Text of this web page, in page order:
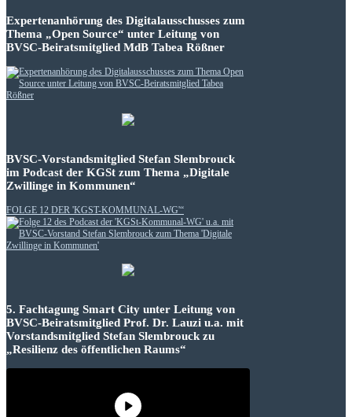
Expertenanhörung des Digitalausschusses zum
Thema „Open Source“ unter Leitung von
BVSC-Beiratsmitglied MdB Tabea Rößner
BVSC-Vorstandsmitglied Stefan Slembrouck
im Podcast der KGSt zum Thema „Digitale
Zwillinge in Kommunen“
FOLGE 12 DER 'KGST-KOMMUNAL-WG'“
5. Fachtagung Smart City unter Leitung von
BVSC-Beiratsmitglied Prof. Dr. Lauzi u.a. mit
Vorstandsmitglied Stefan Slembrouck zu
„Resilienz des öffentlichen Raums“